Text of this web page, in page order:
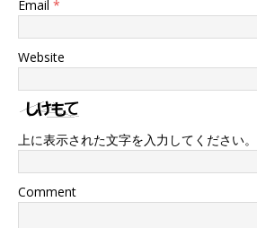
Email *
Website
上に表示された文字を入力してください。
Comment